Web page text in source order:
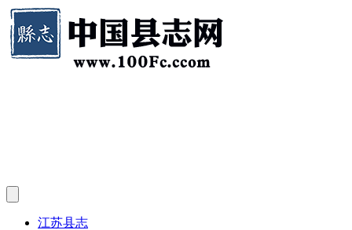
江苏县志